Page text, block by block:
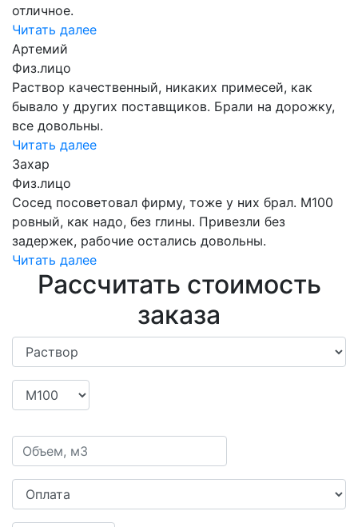
отличное.
Читать далее
Артемий
Физ.лицо
Раствор качественный, никаких примесей, как
бывало у других поставщиков. Брали на дорожку,
все довольны.
Читать далее
Захар
Физ.лицо
Сосед посоветовал фирму, тоже у них брал. М100
ровный, как надо, без глины. Привезли без
задержек, рабочие остались довольны.
Читать далее
Рассчитать стоимость
заказа